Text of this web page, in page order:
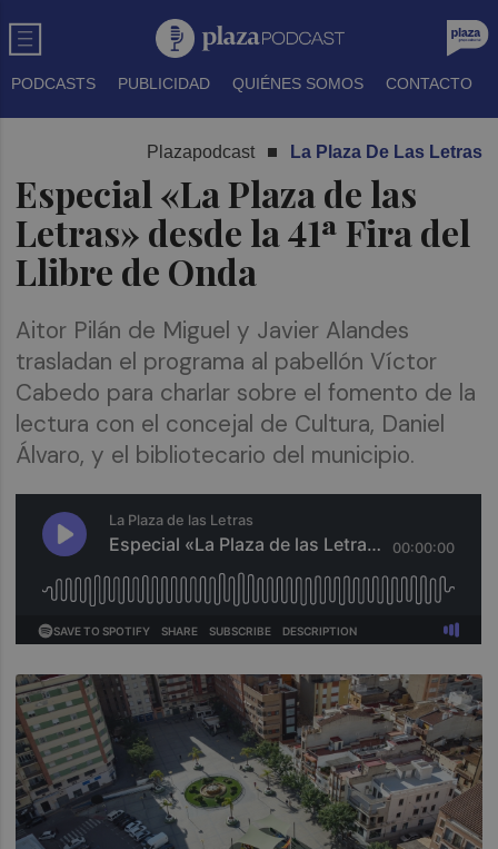
PODCASTS PUBLICIDAD QUIÉNES SOMOS CONTACTO
Plazapodcast La Plaza De Las Letras
Especial «La Plaza de las
Letras» desde la 41ª Fira del
Llibre de Onda
Aitor Pilán de Miguel y Javier Alandes
trasladan el programa al pabellón Víctor
Cabedo para charlar sobre el fomento de la
lectura con el concejal de Cultura, Daniel
Álvaro, y el bibliotecario del municipio.